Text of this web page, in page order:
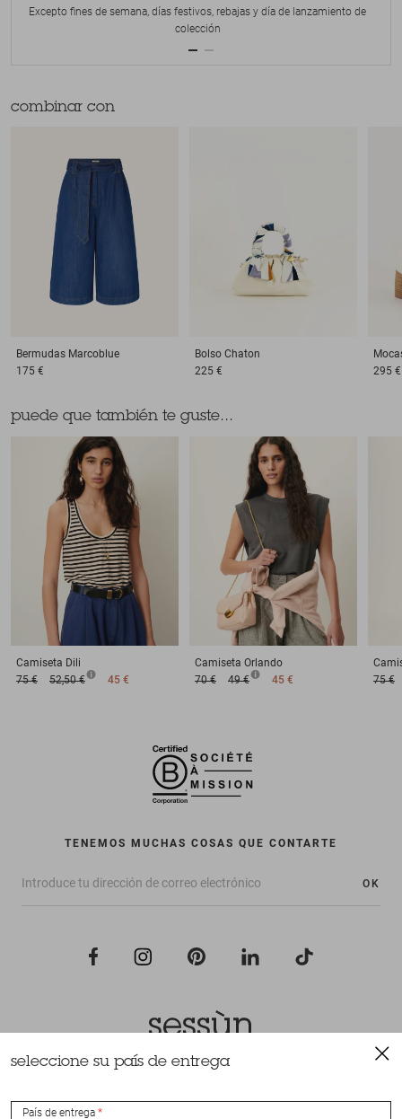
Excepto fines de semana, días festivos, rebajas y día de lanzamiento de
colección
combinar con
Bermudas Marcoblue
175 €
Bolso Chaton
225 €
295 €
puede que también te guste...
Camiseta Dili
75 €
52,50 € 45 €
Camiseta Orlando
70 €
49 € 45 €
75 €
TENEMOS MUCHAS COSAS QUE CONTARTE
OK
Todos los derechos reservados Sessùn 2022
seleccione su país de entrega
País de entrega